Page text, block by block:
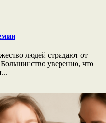
людей страдают от
уверенно, что